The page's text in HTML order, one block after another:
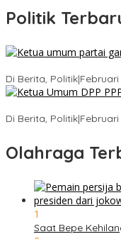
Politik
Di Berita, Politik|Februari
Di Berita, Politik|Februari
Olahraga
1
Saat Bepe